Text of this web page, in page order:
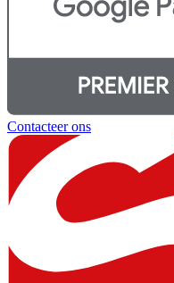
Contacteer ons